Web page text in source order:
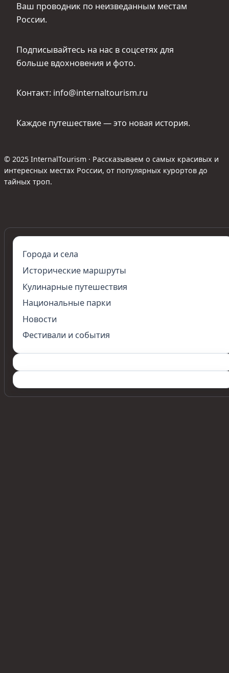
Ваш проводник по неизведанным местам
России.
Подписывайтесь на нас в соцсетях для
больше вдохновения и фото.
Контакт: info@internaltourism.ru
Каждое путешествие — это новая история.
© 2025 InternalTourism · Рассказываем о самых красивых и
интересных местах России, от популярных курортов до
тайных троп.
Города и села
Исторические маршруты
Кулинарные путешествия
Национальные парки
Новости
Фестивали и события